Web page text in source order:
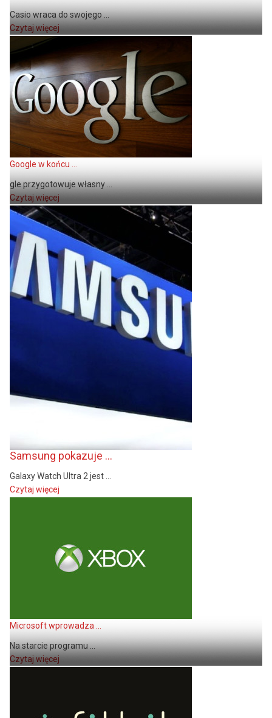
Casio wraca do swojego ...
Czytaj więcej
Google w końcu ...
gle przygotowuje własny ...
Czytaj więcej
Samsung pokazuje ...
Galaxy Watch Ultra 2 jest ...
Czytaj więcej
Microsoft wprowadza ...
Na starcie programu ...
Czytaj więcej